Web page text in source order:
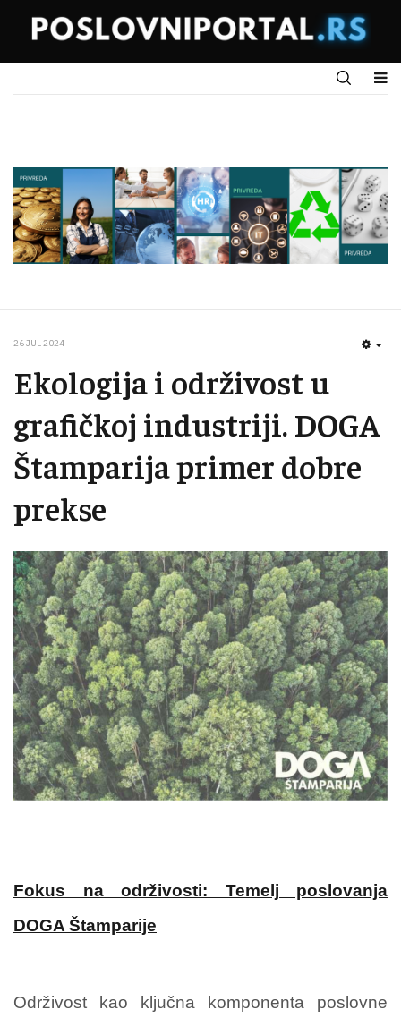
26 JUL 2024
Ekologija i održivost u
grafičkoj industriji. DOGA
Štamparija primer dobre
prekse
Fokus na održivosti: Temelj poslovanja
DOGA Štamparije
Održivost kao ključna komponenta poslovne